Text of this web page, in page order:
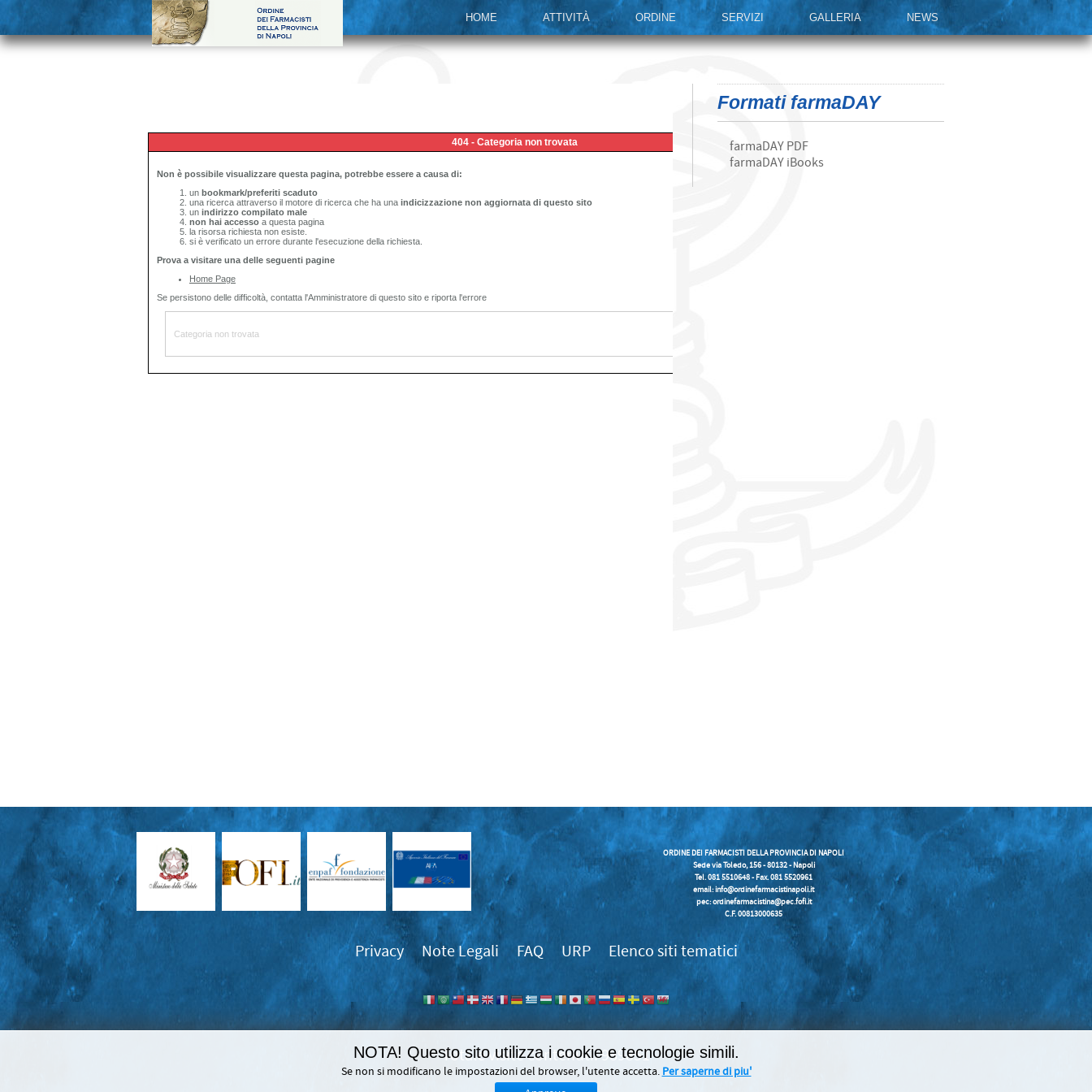
HOME ATTIVITÀ ORDINE SERVIZI GALLERIA NEWS
Formati farmaDAY
farmaDAY PDF
farmaDAY iBooks
ORDINE DEI FARMACISTI DELLA PROVINCIA DI NAPOLI
Sede via Toledo, 156 - 80132 - Napoli
Tel. 081 5510648 - Fax. 081 5520961
email:info@ordinefarmacistinapoli.it
pec: ordinefarmacistina@pec.fofi.it
C.F. 00813000635
Privacy Note Legali FAQ URP Elenco siti tematici
989851
NOTA! Questo sito utilizza i cookie e tecnologie simili.
Se non si modificano le impostazioni del browser, l'utente accetta. Per saperne di piu'